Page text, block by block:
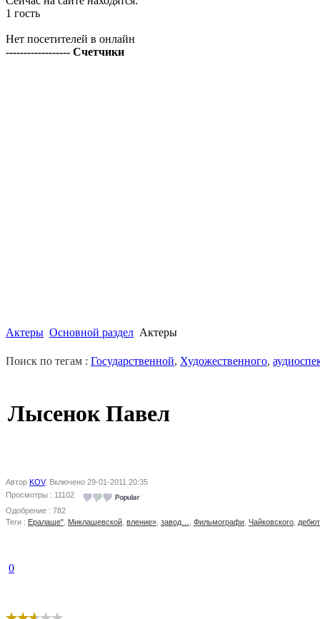
1 гость
Нет посетителей в онлайн
------------------ Счетчики
Актеры Основной раздел Актеры
Поиск по тегам : Государственной, Художественного,
Лысенок Павел
Автор KOV, Включено 29-01-2011 20:35
Просмотры : 11102
Одобрение : 782
Теги : Ералаше" Миклашевской вление» завод… Фильмографи Чайковского
0